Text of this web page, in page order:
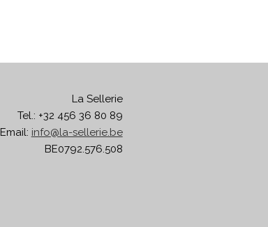
La Sellerie
Tel.: +32 456 36 80 89
Email: info@la-sellerie.be
BE0792.576.508